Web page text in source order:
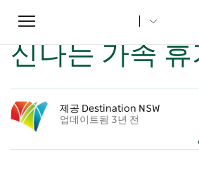
Toggle
navigation
집 뉴사우스웨일즈주 기사
신나는 가족 휴
제공 Destination NSW
업데이트됨 3년 전